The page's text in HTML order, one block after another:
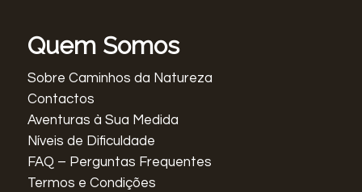
Quem Somos
Sobre Caminhos da Natureza
Contactos
Aventuras à Sua Medida
Níveis de Dificuldade
FAQ – Perguntas Frequentes
Termos e Condições